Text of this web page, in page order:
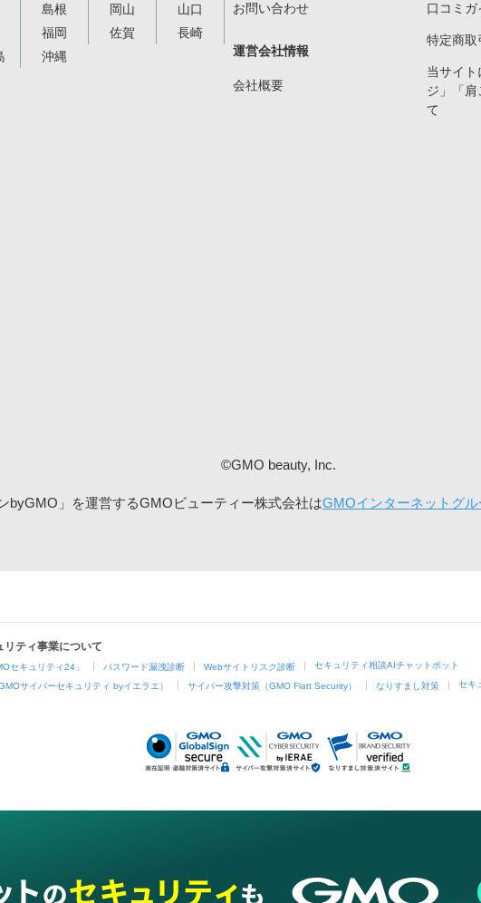
島根 岡山
山口
福岡 佐賀
長崎
沖縄
お問い合わせ
運営会社情報
会社概要
口コミ
特定商取
当サイ
ジ」「
て
©GMO beauty, Inc.
byGMO」を運営するGMOビューティー株式会社はGMOインターネットグル
リティ事業について
セキュリティ24」 パスワード漏洩診断 Webサイトリスク診断 セキュリティ相談AIチャットボット
サイバーセキュリティ byイエラエ） サイバー攻撃対策（GMO Flatt Security） なりすまし対策 セキ